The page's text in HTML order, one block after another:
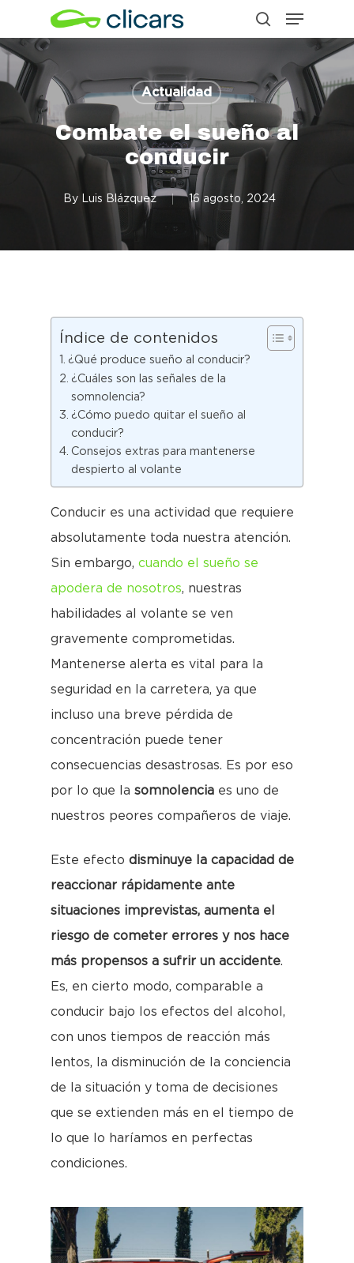
to
main
content
search
Menu
Actualidad
Combate el sueño al
conducir
By Luis Blázquez 16 agosto, 2024
Índice de contenidos
¿Qué produce sueño al conducir?
¿Cuáles son las señales de la
somnolencia?
¿Cómo puedo quitar el sueño al
conducir?
Consejos extras para mantenerse
despierto al volante
Conducir es una actividad que requiere
absolutamente toda nuestra atención.
Sin embargo, cuando el sueño se
apodera de nosotros, nuestras
habilidades al volante se ven
gravemente comprometidas.
Mantenerse alerta es vital para la
seguridad en la carretera, ya que
incluso una breve pérdida de
concentración puede tener
consecuencias desastrosas. Es por eso
por lo que la somnolencia es uno de
nuestros peores compañeros de viaje.
Este efecto disminuye la capacidad de
reaccionar rápidamente ante
situaciones imprevistas, aumenta el
riesgo de cometer errores y nos hace
más propensos a sufrir un accidente.
Es, en cierto modo, comparable a
conducir bajo los efectos del alcohol,
con unos tiempos de reacción más
lentos, la disminución de la conciencia
de la situación y toma de decisiones
que se extienden más en el tiempo de
lo que lo haríamos en perfectas
condiciones.
Close
Menu